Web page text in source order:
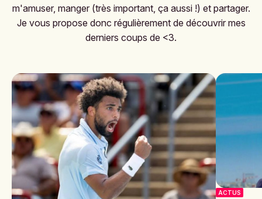
m'amuser, manger (très important, ça aussi !) et partager.
Je vous propose donc régulièrement de découvrir mes
derniers coups de <3.
ACTUS